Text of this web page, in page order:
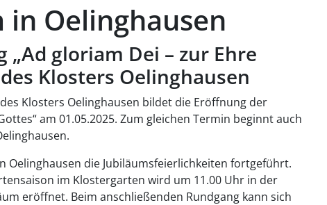
Oelinghausen
gloriam Dei – zur Ehre
Klosters Oelinghausen
Klosters Oelinghausen bildet die Eröffnung der
am 01.05.2025. Zum gleichen Termin beginnt auch
Oelinghausen die Jubiläumsfeierlichkeiten fortgeführt.
im Klostergarten wird um 11.00 Uhr in der
eröffnet. Beim anschließenden Rundgang kann sich